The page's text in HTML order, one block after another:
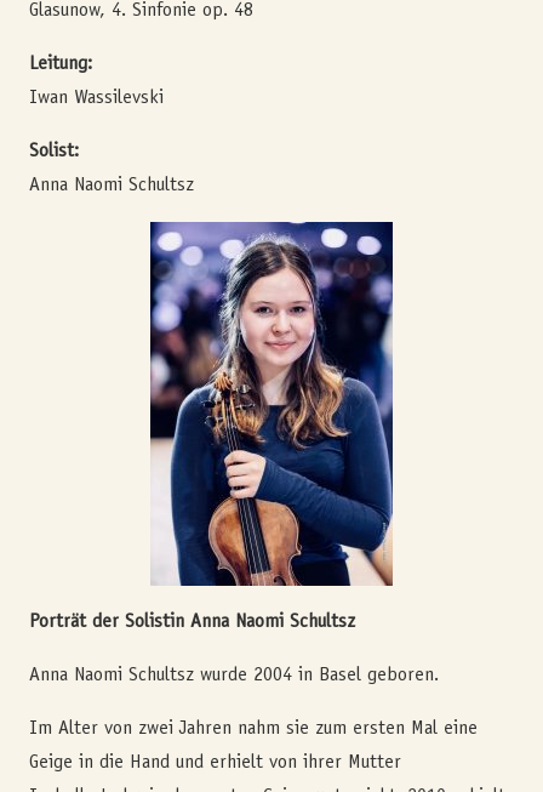
Glasunow, 4. Sinfonie op. 48
Leitung:
Iwan Wassilevski
Solist:
Anna Naomi Schultsz
Porträt der Solistin Anna Naomi Schultsz
Anna Naomi Schultsz wurde 2004 in Basel geboren.
Im Alter von zwei Jahren nahm sie zum ersten Mal eine
Geige in die Hand und erhielt von ihrer Mutter